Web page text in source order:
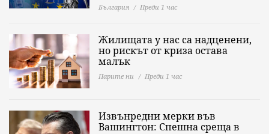
България Преди 1 час
Жилищата у нас са надценени,
но рискът от криза остава
малък
Парите ни Преди 1 час
Извънредни мерки във
Вашингтон: Спешна среща в